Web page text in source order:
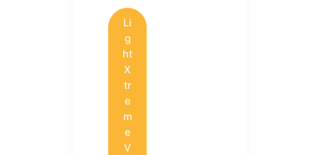
Li
g
ht
X
tr
e
m
e
V